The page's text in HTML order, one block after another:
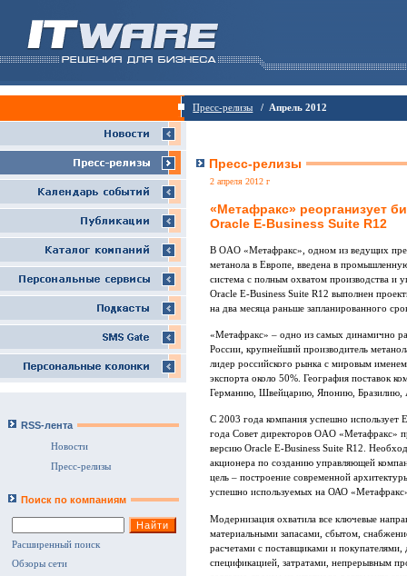
Пресс-релизы / Апрель 2012
RSS-лента
Новости
Пресс-релизы
Поиск по компаниям
Расширенный поиск
Обзоры сети
Пресс-релизы
2 апреля 2012 г
«Метафракс» реорганизует
Oracle E-Business Suite R12
В OAO «Метафракс», одном из ведущих
метанола в Европе, введена в
система с полным охватом производства и
Oracle E-Business Suite R12 выполнен
на два месяца раньше запланированного
«Метафракс» – одно из самых динамично
России, крупнейший производитель
лидер российского рынка с мировым
экспорта около 50%. География поставок
Германию, Швейцарию, Японию, Бразилию,
С 2003 года компания успешно использует
года Совет директоров OAO «Метафракс»
версию Oraсle E-Business Suite R12.
акционера по созданию управляющей
цель – построение современной
успешно используемых на ОАО
Модернизация охватила все ключевые
материальными запасами, сбытом,
расчетами с поставщиками и
спецификацией, затратами, непрерывным